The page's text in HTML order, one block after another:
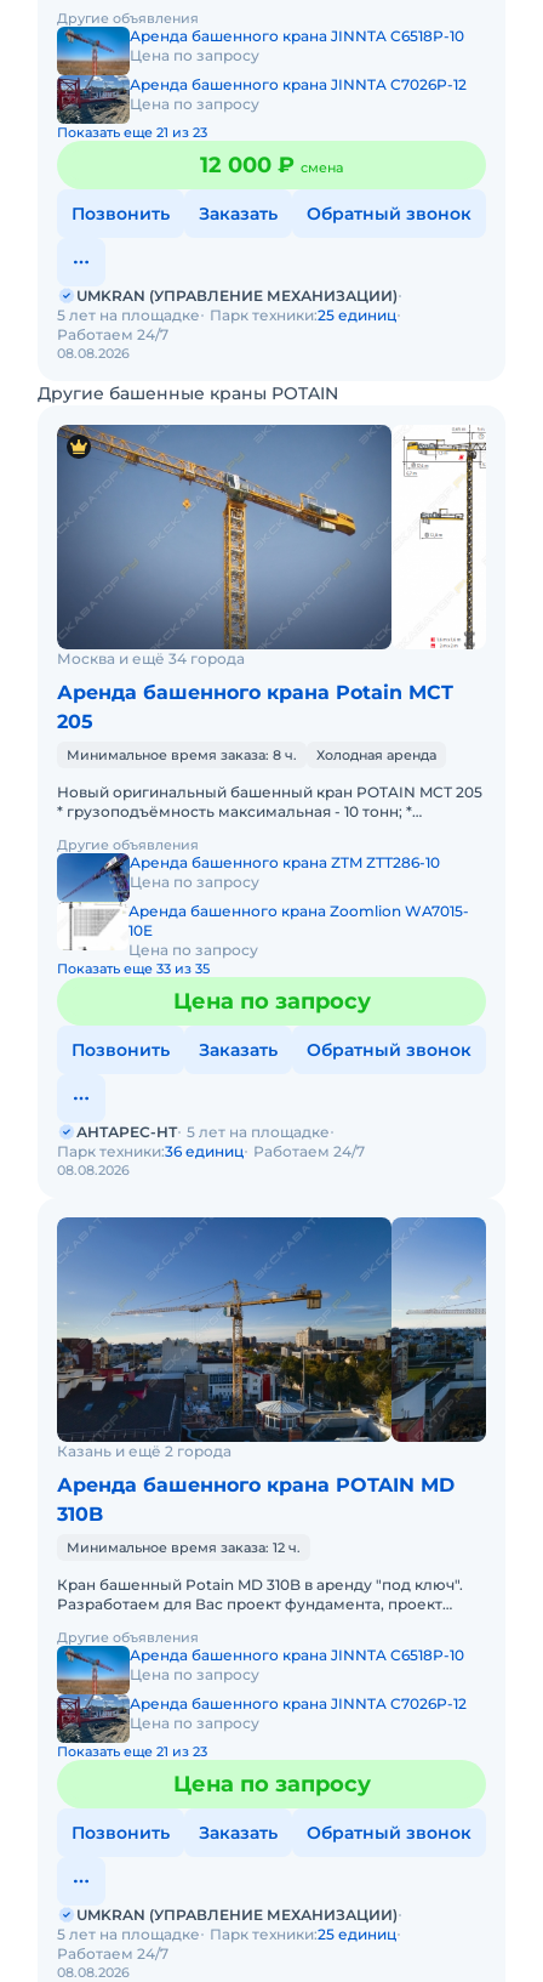
кран на объект, смо
Другие объявления
Аренда башенного крана JINNTA C6518P-10
Цена по запросу
Аренда башенного крана JINNTA C7026P-12
Цена по запросу
Показать еще 21 из 23
12 000 ₽ смена
Позвонить Заказать Обратный звонок
08.08.2026
UMKRAN (УПРАВЛЕНИЕ МЕХАНИЗАЦИИ)
5 лет на площадке
Парк техники:25 единиц
Работаем 24/7
Другие башенные краны POTAIN
Москва и ещё 34 города
Аренда башенного крана Potain MCT
205
Минимальное время заказа: 8 ч. Холодная аренда
Новый оригинальный башенный кран POTAIN MCТ 205
* грузоподъёмность максимальная - 10 тонн; *
Способ перемещени
Другие объявления
Аренда башенного крана ZTM ZTT286-10
Цена по запросу
Аренда башенного крана Zoomlion WA7015-
10E
Цена по запросу
Показать еще 33 из 35
Цена по запросу
Позвонить Заказать Обратный звонок
08.08.2026
АНТАРЕС-НТ 5 лет на площадке
Парк техники:36 единиц Работаем 24/7
Казань и ещё 2 города
Аренда башенного крана POTAIN MD
310B
Минимальное время заказа: 12 ч.
Кран башенный Potain MD 310B в аренду "под ключ".
Разработаем для Вас проект фундамента, проект
кран на объек
Другие объявления
Аренда башенного крана JINNTA C6518P-10
Цена по запросу
Аренда башенного крана JINNTA C7026P-12
Цена по запросу
Показать еще 21 из 23
Цена по запросу
Позвонить Заказать Обратный звонок
08.08.2026
UMKRAN (УПРАВЛЕНИЕ МЕХАНИЗАЦИИ)
5 лет на площадке
Парк техники:25 единиц
Работаем 24/7